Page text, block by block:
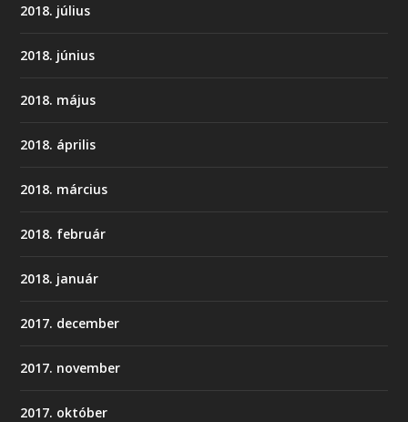
2018. július
2018. június
2018. május
2018. április
2018. március
2018. február
2018. január
2017. december
2017. november
2017. október